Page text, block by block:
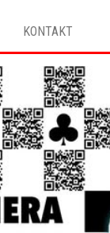
KONTAKT